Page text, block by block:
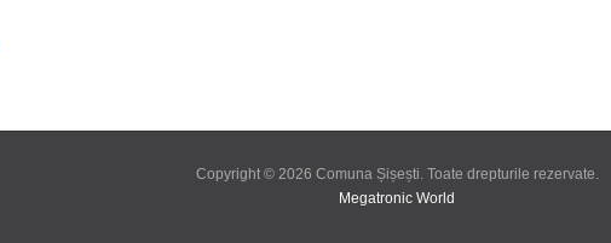
Copyright © 2026 Comuna Șișești. Toate drepturile rezervate.
Megatronic World